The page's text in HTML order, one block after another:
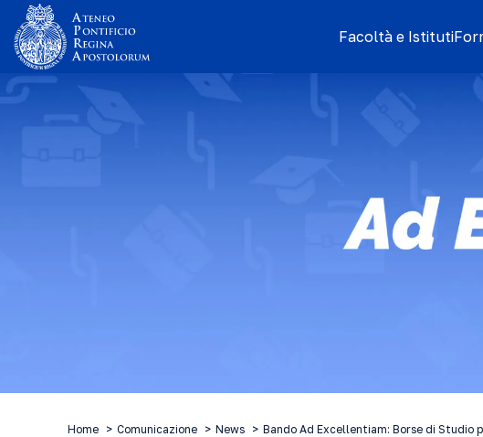
Facoltà e Istituti
Home Comunicazione News Bando Ad Excellentiam: Borse di Studio